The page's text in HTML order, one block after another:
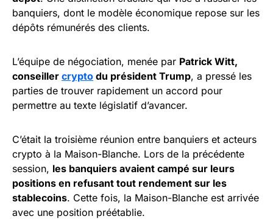
banquiers, dont le modèle économique repose sur les
dépôts rémunérés des clients.
L’équipe de négociation, menée par Patrick Witt,
conseiller crypto du président Trump, a pressé les
parties de trouver rapidement un accord pour
permettre au texte législatif d’avancer.
C’était la troisième réunion entre banquiers et acteurs
crypto à la Maison-Blanche. Lors de la précédente
session, les banquiers avaient campé sur leurs
positions en refusant tout rendement sur les
stablecoins. Cette fois, la Maison-Blanche est arrivée
avec une position préétablie.